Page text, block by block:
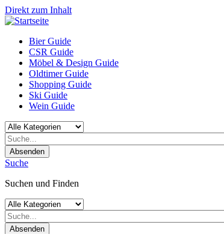
Direkt zum Inhalt
Bier Guide
CSR Guide
Möbel & Design Guide
Oldtimer Guide
Shopping Guide
Ski Guide
Wein Guide
Absenden
Suche
Suchen und Finden
Absenden